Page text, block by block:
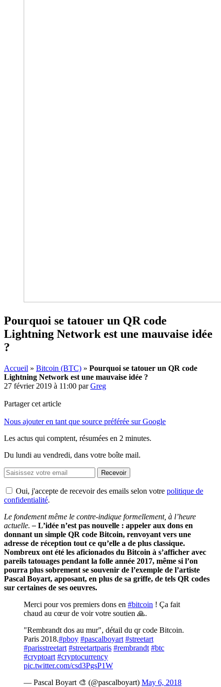
Pourquoi se tatouer un QR code
Lightning Network est une mauvaise idée
?
Accueil » Bitcoin (BTC) » Pourquoi se tatouer un QR code
Lightning Network est une mauvaise idée ?
27 février 2019 à 11:00 parGreg
Partager cet article
Nous ajouter en tant que source préférée sur Google
Les actus qui comptent, résumées en 2 minutes.
Du lundi au vendredi, dans votre boîte mail.
Recevoir
Oui, j'accepte de recevoir des emails selon votre politique de
confidentialité.
Le fondement même le contre-indique formellement, à l’heure
actuelle. – L’idée n’est pas nouvelle : appeler aux dons en
donnant un simple QR code Bitcoin, renvoyant vers une
adresse de réception tout ce qu’elle a de plus classique.
Nombreux ont été les aficionados du Bitcoin à s’afficher avec
pareils tatouages pendant la folle année 2017, même si l’on
pourra plus sobrement se souvenir de l’exemple de l’artiste
Pascal Boyart, apposant, en plus de sa griffe, de tels QR codes
sur certaines de ses oeuvres.
Merci pour vos premiers dons en #bitcoin ! Ça fait
chaud au cœur de voir votre soutien 🙏.
"Rembrandt dos au mur", détail du qr code Bitcoin.
Paris 2018.#pboy #pascalboyart #streetart
#parisstreetart #streetartparis #rembrandt #btc
#cryptoart #cryptocurrency
pic.twitter.com/csd3PgsP1W
— Pascal Boyart 🎨 (@pascalboyart) May 6, 2018